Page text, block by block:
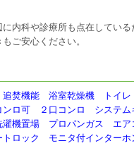
に内科や診療所も点在してい
ご安心ください。
追焚機能 浴室乾燥機 トイ
ロ可 ２口コンロ システム
機置場 プロパンガス エア
ロック モニタ付インター